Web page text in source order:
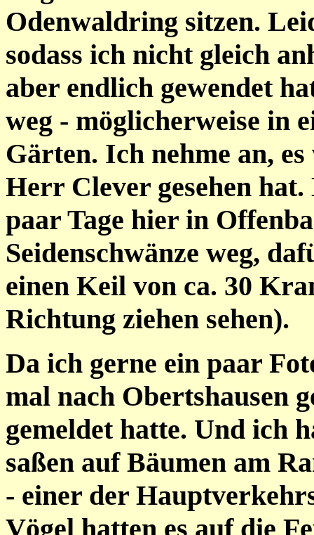
Odenwaldring sitzen.
sodass ich nicht gleich
aber endlich gewendet
weg - möglicherweise in
Gärten. Ich nehme an,
Herr Clever gesehen
paar Tage hier in
Seidenschwänze weg,
einen Keil von ca. 30
Richtung ziehen sehen).
Da ich gerne ein paar
mal nach Obertshausen
gemeldet hatte. Und ich
saßen auf Bäumen am
- einer der
Vögel hatten es auf die